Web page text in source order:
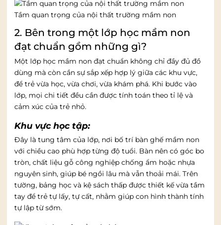
Tầm quan trọng của nội thất trường mầm non
2. Bên trong một lớp học mầm non
đạt chuẩn gồm những gì?
Một lớp học mầm non đạt chuẩn không chỉ đầy đủ đồ
dùng mà còn cần sự sắp xếp hợp lý giữa các khu vực,
để trẻ vừa học, vừa chơi, vừa khám phá. Khi bước vào
lớp, mọi chi tiết đều cần được tính toán theo tỉ lệ và
cảm xúc của trẻ nhỏ.
Khu vực học tập:
Đây là tung tâm của lớp, nơi bố trí bàn ghế mầm non
với chiều cao phù hợp từng độ tuổi. Bàn nên có góc bo
tròn, chất liệu gỗ công nghiệp chống ẩm hoặc nhựa
nguyên sinh, giúp bé ngồi lâu mà vẫn thoải mái. Trên
tường, bảng học và kệ sách thấp được thiết kế vừa tầm
tay để trẻ tự lấy, tự cất, nhằm giúp con hình thành tính
tự lập từ sớm.